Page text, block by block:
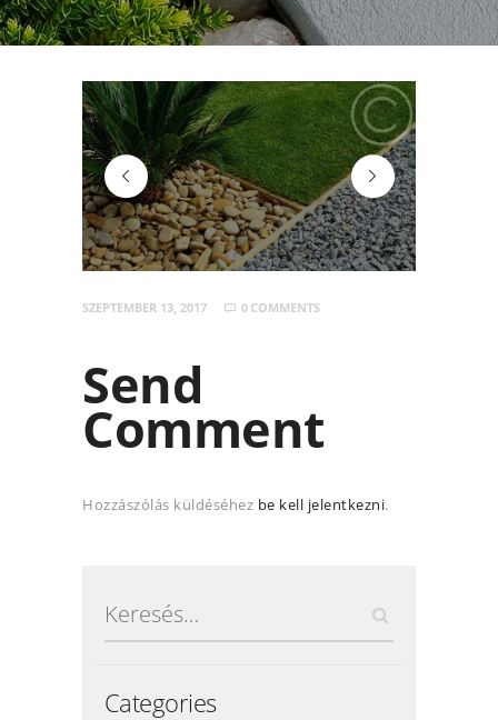
slider-2-bg-2 icon-512
SZEPTEMBER 13, 2017 0 COMMENTS
Send
Comment
Hozzászólás küldéséhez be kell jelentkezni.
Categories